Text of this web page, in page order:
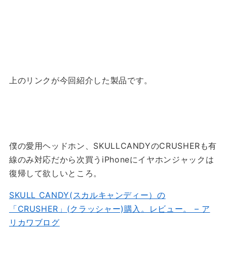
上のリンクが今回紹介した製品です。
僕の愛用ヘッドホン、SKULLCANDYのCRUSHERも有
線のみ対応だから次買うiPhoneにイヤホンジャックは
復帰して欲しいところ。
SKULL CANDY(スカルキャンディー）の
「CRUSHER」(クラッシャー)購入。レビュー。 – ア
リカワブログ